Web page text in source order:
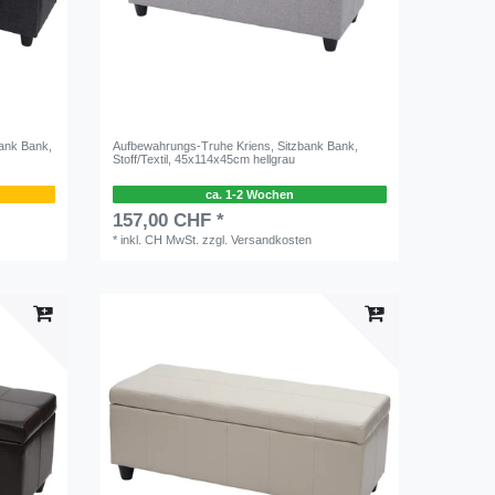
Bank,
Aufbewahrungs-Truhe Kriens, Sitzbank Bank,
Stoff/Textil, 45x114x45cm hellgrau
ca. 1-2 Wochen
157,00 CHF *
*inkl. CH MwSt. zzgl.Versandkosten